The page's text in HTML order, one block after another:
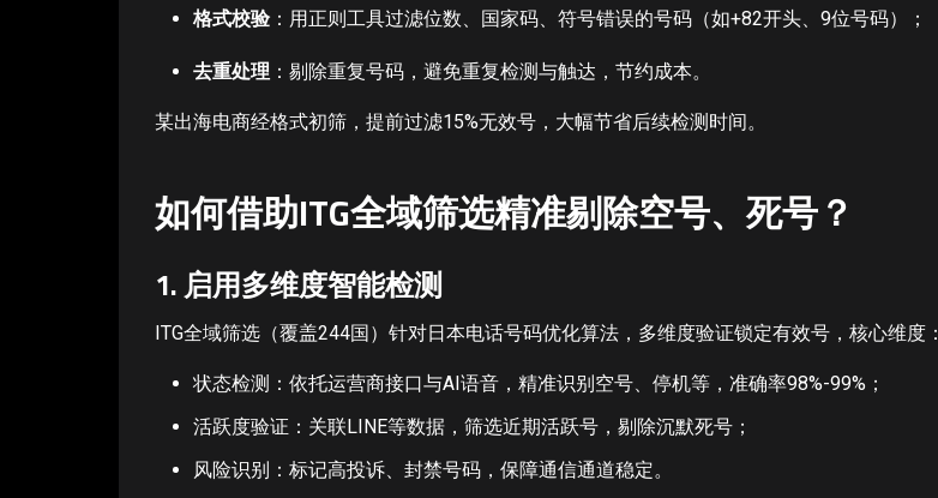
格式校验：用正则工具过滤位数、国家码、符号错误的号码（如+82开头、9位号码）；
去重处理 ：剔除重复号码，避免重复检测与触达，节约成本。
某出海电商经格式初筛，提前过滤15%无效号，大幅节省后续检测时间。
如何借助ITG全域筛选精准剔除空号、死号？
1. 启用多维度智能检测
ITG全域筛选（覆盖244国）针对日本电话号码优化算法，多维度验证锁定有效号，核心维度：
状态检测：依托运营商接口与AI语音，精准识别空号、停机等，准确率98%-99%；
活跃度验证：关联LINE等数据，筛选近期活跃号，剔除沉默死号；
风险识别：标记高投诉、封禁号码，保障通信通道稳定。